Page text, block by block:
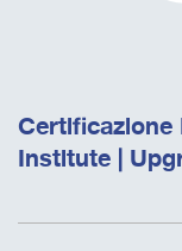
Institute |